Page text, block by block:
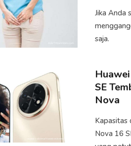
Jika Anda
saja.​
SE
Nova
Kapasitas
Nova 16